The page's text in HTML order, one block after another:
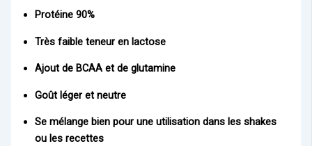
Protéine 90%
Très faible teneur en lactose
Ajout de BCAA et de glutamine
Goût léger et neutre
Se mélange bien pour une utilisation dans les shakes
ou les recettes